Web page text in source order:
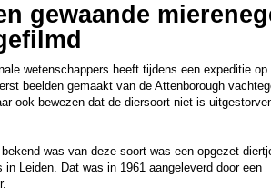
Dokter krijgt geen kop thee, stopt
halverwege operatie met werken»
gewaande
wetenschappers heeft tijdens een expeditie op
beelden gemaakt van de Attenborough
ook bewezen dat de diersoort niet is
was van deze soort was een opgezet
Leiden. Dat was in 1961 aangeleverd door een